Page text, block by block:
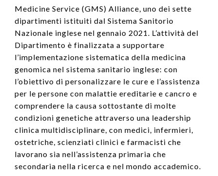
Medicine Service (GMS) Alliance, uno dei sette
dipartimenti istituiti dal Sistema Sanitorio
Nazionale inglese nel gennaio 2021. L’attività del
Dipartimento è finalizzata a supportare
l’implementazione sistematica della medicina
genomica nel sistema sanitario inglese: con
l’obiettivo di personalizzare le cure e l’assistenza
per le persone con malattie ereditarie e cancro e
comprendere la causa sottostante di molte
condizioni genetiche attraverso una leadership
clinica multidisciplinare, con medici, infermieri,
ostetriche, scienziati clinici e farmacisti che
lavorano sia nell’assistenza primaria che
secondaria nella ricerca e nel mondo accademico.